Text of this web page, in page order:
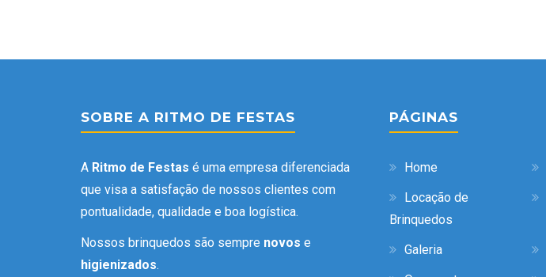
SOBRE A RITMO DE FESTAS
A Ritmo de Festas é uma empresa diferenciada
que visa a satisfação de nossos clientes com
pontualidade, qualidade e boa logística.
Nossos brinquedos são sempre novos e
higienizados.
PÁGINAS
Home
Locação de
Brinquedos
Galeria